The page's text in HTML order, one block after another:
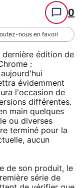
0
nous en favori
édition de
:
évidemment
l'occasion de
différentes.
main quelques
ou diverses
terminé pour la
aucun
de son produit, le
série de